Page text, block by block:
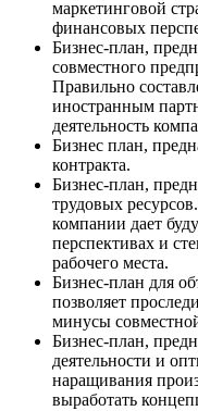
маркетинговой
финансовых
Бизнес-план,
совместного
Правильно
иностранным
деятельность
Бизнес план,
контракта.
Бизнес-план,
трудовых
компании дает
перспективах и
рабочего места.
Бизнес-план для
позволяет
минусы
Бизнес-план,
деятельности и
наращивания
выработать